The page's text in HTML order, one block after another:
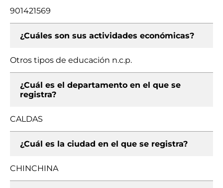
901421569
¿Cuáles son sus actividades económicas?
Otros tipos de educación n.c.p.
¿Cuál es el departamento en el que se
registra?
CALDAS
¿Cuál es la ciudad en el que se registra?
CHINCHINA